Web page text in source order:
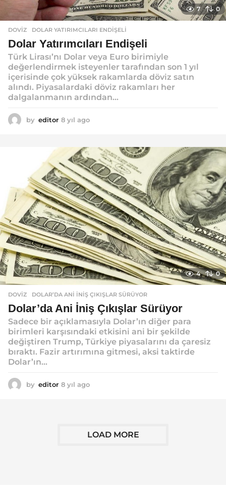
7 0
DOVIZ DOLAR YATIRIMCILARI ENDIŞELI
Dolar Yatırımcıları Endişeli
Türk Lirası’nı Dolar veya Euro birimiyle
değerlendirmek isteyenler tarafından son 1 yıl
içerisinde çok yüksek rakamlarda döviz satın
alındı. Piyasalardaki döviz rakamları her
dalgalanmanın ardından...
by editor 8 yıl ago
l
a
g
o
4 0
DOVIZ DOLAR’DA ANI İNIŞ ÇIKIŞLAR SÜRÜYOR
Dolar’da Ani İniş Çıkışlar Sürüyor
Sadece bir açıklamasıyla Dolar’ın diğer para
birimleri karşısındaki etkisini ani bir şekilde
değiştiren Trump, Türkiye piyasalarını da çaresiz
bıraktı. Fazir artırımına gitmesi, aksi taktirde
Dolar’ın...
by editor 8 yıl ago
g
LOAD MORE